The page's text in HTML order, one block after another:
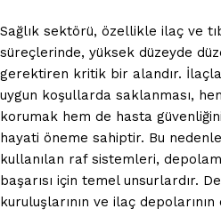
Sağlık sektörü, özellikle ilaç ve
süreçlerinde, yüksek düzeyde
gerektiren kritik bir alandır.
uygun koşullarda saklanması,
korumak hem de hasta
hayati öneme sahiptir. Bu
kullanılan raf sistemleri,
başarısı için temel unsurlardır.
kuruluşlarının ve ilaç